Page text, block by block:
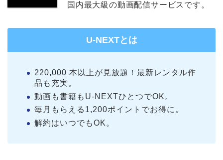
国内最大級の動画配信サービスです。
U-NEXTとは
220,000 本以上が見放題！最新レンタル作
品も充実。
動画も書籍もU-NEXTひとつでOK。
毎月もらえる1,200ポイントでお得に。
解約はいつでもOK。